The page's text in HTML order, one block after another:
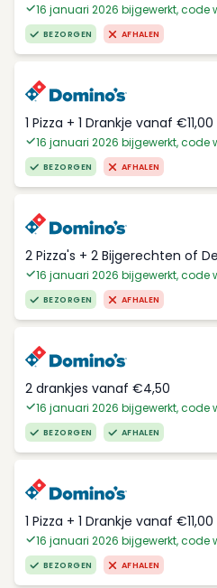
16 januari 2026 bijgewerkt, code
BEZORGEN AFHALEN
1 Pizza + 1 Drankje vanaf €11,00
16 januari 2026 bijgewerkt, code
BEZORGEN AFHALEN
2 Pizza's + 2 Bijgerechten of
16 januari 2026 bijgewerkt, code
BEZORGEN AFHALEN
2 drankjes vanaf €4,50
16 januari 2026 bijgewerkt, code
BEZORGEN AFHALEN
1 Pizza + 1 Drankje vanaf €11,00
16 januari 2026 bijgewerkt, code
BEZORGEN AFHALEN